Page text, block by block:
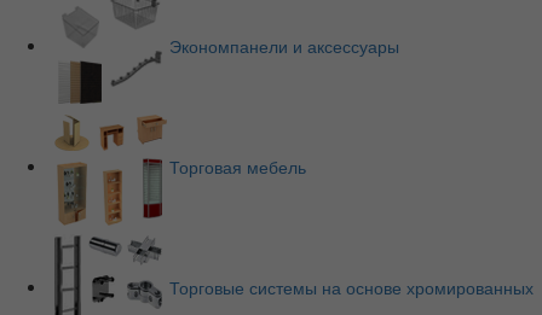
Экономпанели и аксессуары
Торговая мебель
Торговые системы на основе хромированных